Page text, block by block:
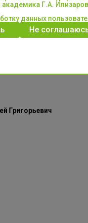
обязанности:
работает с марта 2019
Григорьевич
Г.А.
данных
Не